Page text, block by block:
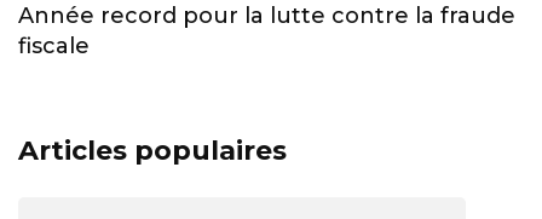
Année record pour la lutte contre la fraude
fiscale
Articles populaires